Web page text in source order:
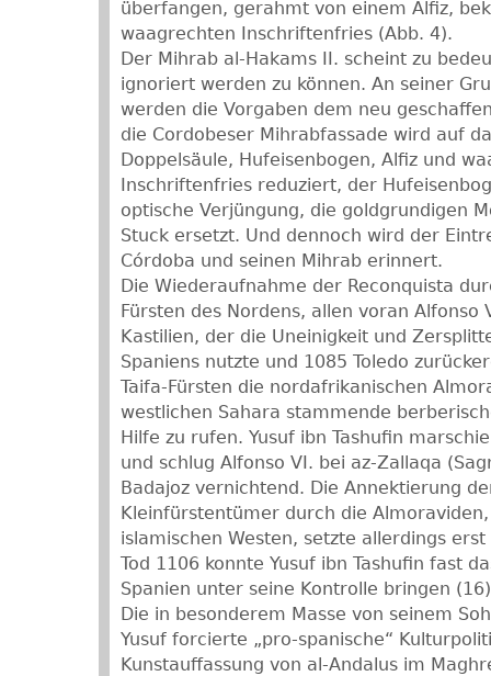
überfangen, gerahmt von einem Alfiz,
waagrechten Inschriftenfries (Abb. 4).
Der Mihrab al-Hakams II. scheint zu
ignoriert werden zu können. An seiner
werden die Vorgaben dem neu
die Cordobeser Mihrabfassade wird auf
Doppelsäule, Hufeisenbogen, Alfiz und
Inschriftenfries reduziert, der
optische Verjüngung, die goldgrundigen
Stuck ersetzt. Und dennoch wird der
Córdoba und seinen Mihrab erinnert.
Die Wiederaufnahme der Reconquista
Fürsten des Nordens, allen voran Alfonso
Kastilien, der die Uneinigkeit und
Spaniens nutzte und 1085 Toledo
Taifa-Fürsten die nordafrikanischen
westlichen Sahara stammende
Hilfe zu rufen. Yusuf ibn Tashufin
und schlug Alfonso VI. bei az-Zallaqa
Badajoz vernichtend. Die Annektierung
Kleinfürstentümer durch die
islamischen Westen, setzte allerdings
Tod 1106 konnte Yusuf ibn Tashufin fast
Spanien unter seine Kontrolle bringen
Die in besonderem Masse von seinem
Yusuf forcierte „pro-spanische“
Kunstauffassung von al-Andalus im